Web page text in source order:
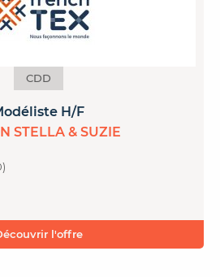
CDD
H/F
STELLA & SUZIE
l'offre